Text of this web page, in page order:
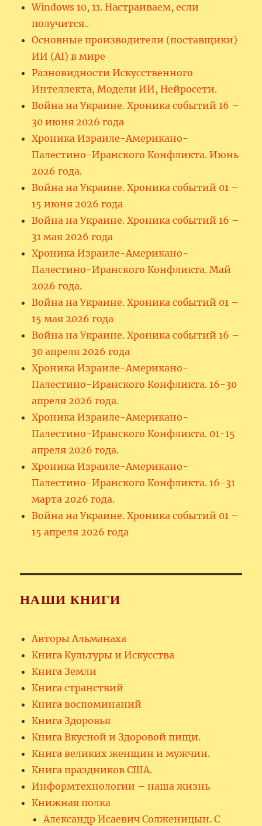
Windows 10, 11. Настраиваем, если
получится..
Основные производители (поставщики)
ИИ (AI) в мире
Разновидности Искусственного
Интеллекта, Модели ИИ, Нейросети.
Война на Украине. Хроника событий 16 –
30 июня 2026 года
Хроника Израиле-Американо-
Палестино-Иранского Конфликта. Июнь
2026 года.
Война на Украине. Хроника событий 01 –
15 июня 2026 года
Война на Украине. Хроника событий 16 –
31 мая 2026 года
Хроника Израиле-Американо-
Палестино-Иранского Конфликта. Май
2026 года.
Война на Украине. Хроника событий 01 –
15 мая 2026 года
Война на Украине. Хроника событий 16 –
30 апреля 2026 года
Хроника Израиле-Американо-
Палестино-Иранского Конфликта. 16-30
апреля 2026 года.
Хроника Израиле-Американо-
Палестино-Иранского Конфликта. 01-15
апреля 2026 года.
Хроника Израиле-Американо-
Палестино-Иранского Конфликта. 16-31
марта 2026 года.
Война на Украине. Хроника событий 01 –
15 апреля 2026 года
НАШИ КНИГИ
Авторы Альманаха
Книга Культуры и Искусства
Книга Земли
Книга странствий
Книга воспоминаний
Книга Здоровья
Книга Вкусной и Здоровой пищи.
Книга великих женщин и мужчин.
Книга праздников США.
Информтехнологии – наша жизнь
Книжная полка
Александр Исаевич Солженицын. С